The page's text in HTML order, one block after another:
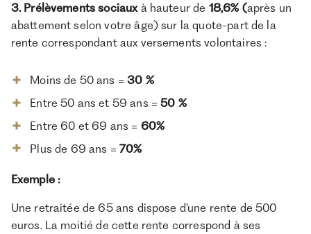
3. Prélèvements sociauxà hauteur de 18,6% (après un
abattement selon votre âge) sur la quote-part de la
rente correspondant aux versements volontaires :
Moins de 50 ans =30 %
Entre 50 ans et 59 ans =50 %
Entre 60 et 69 ans = 60%
Plus de 69 ans = 70%
Exemple :
Une retraitée de 65 ans dispose d’une rente de 500
euros. La moitié de cette rente correspond à ses